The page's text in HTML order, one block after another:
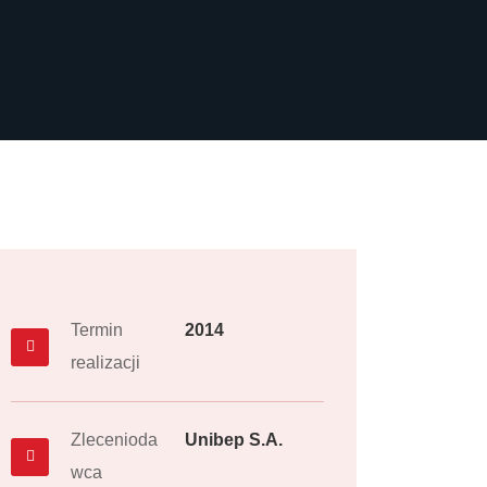
Termin
realizacji
2014
Zlecenioda
wca
Unibep S.A.